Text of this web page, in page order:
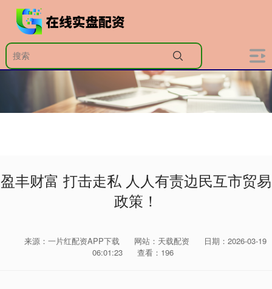
盈丰财富 打击走私 人人有责边民互市贸易
政策！
来源：一片红配资APP下载 网站：天载配资
日期：2026-03-19
06:01:23
查看：196